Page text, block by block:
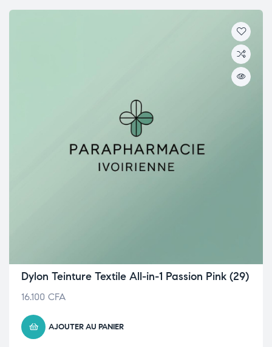
Dylon Teinture Textile All-in-1 Passion Pink (29)
16.100 CFA
AJOUTER AU PANIER